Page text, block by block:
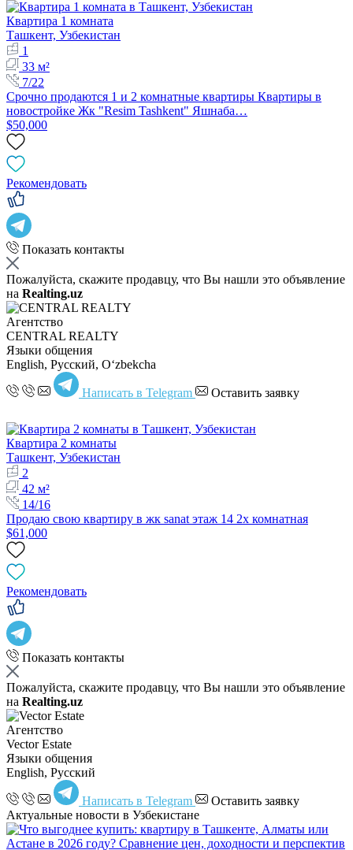
Квартира 1 комната
Ташкент, Узбекистан
1
33 м²
7/22
Срочно продаются 1 и 2 комнатные квартиры Квартиры в
новостройке Жк "Resim Tashkent" Яшнаба…
$50,000
Рекомендовать
Показать контакты
Пожалуйста, скажите продавцу, что Вы нашли это объявление
на Realting.uz
Агентство
CENTRAL REALTY
Языки общения
English, Русский, Oʻzbekcha
Написать в Telegram Оставить заявку
Квартира 2 комнаты
Ташкент, Узбекистан
2
42 м²
14/16
Продаю свою квартиру в жк sanat этаж 14 2х комнатная
$61,000
Рекомендовать
Показать контакты
Пожалуйста, скажите продавцу, что Вы нашли это объявление
на Realting.uz
Агентство
Vector Estate
Языки общения
English, Русский
Написать в Telegram
Оставить заявку
Актуальные новости в Узбекистане